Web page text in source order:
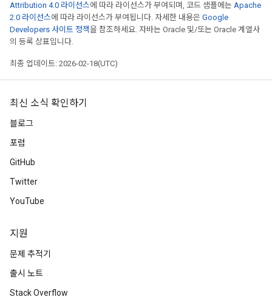
Attribution 4.0 라이선스에 따라 라이선스가 부여되며, 코드 샘플에는 Apache
2.0 라이선스에 따라 라이선스가 부여됩니다. 자세한 내용은 Google
Developers 사이트 정책을 참조하세요. 자바는 Oracle 및/또는 Oracle 계열사
의 등록 상표입니다.
최종 업데이트: 2026-02-18(UTC)
최신 소식 확인하기
블로그
포럼
GitHub
Twitter
YouTube
지원
문제 추적기
출시 노트
Stack Overflow